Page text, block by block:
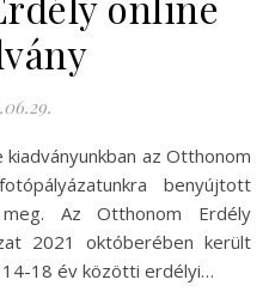
benyújtott
meg. Az Otthonom Erdély
2021 októberében került
18 év közötti erdélyi…